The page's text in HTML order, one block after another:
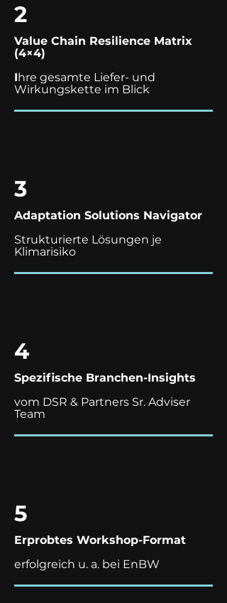
2
Value Chain Resilience Matrix
(4×4)
Ihre gesamte Liefer- und
Wirkungskette im Blick
3
Adaptation Solutions Navigator
Strukturierte Lösungen je
Klimarisiko
4
Spezifische Branchen-Insights
vom DSR & Partners Sr. Adviser
Team
5
Erprobtes Workshop-Format
erfolgreich u. a. bei EnBW